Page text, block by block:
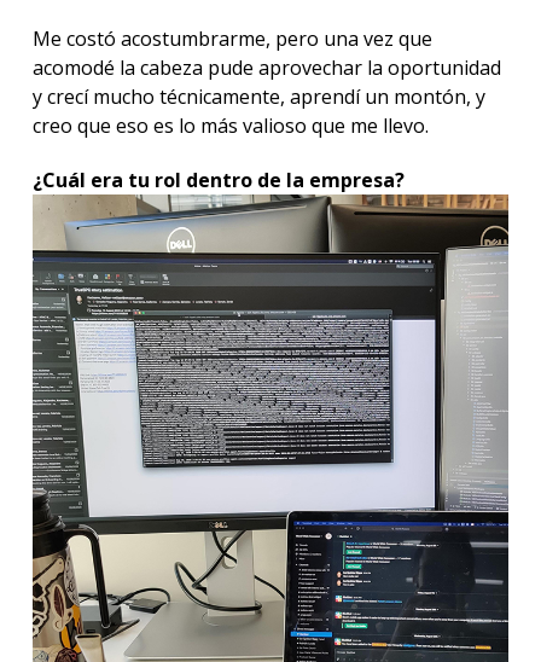
Me costó acostumbrarme, pero una vez que
acomodé la cabeza pude aprovechar la oportunidad
y crecí mucho técnicamente, aprendí un montón, y
creo que eso es lo más valioso que me llevo.
¿Cuál era tu rol dentro de la empresa?